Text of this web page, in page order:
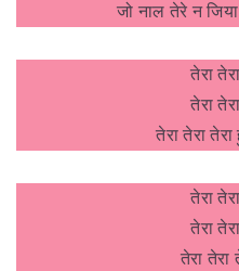
जो नाल तेरे न
तेरा
तेरा
तेरा तेरा
तेरा
तेरा
तेरा तेरा